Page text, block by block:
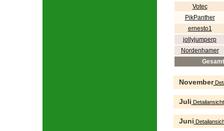
Votec
PikPanther
ernesto1
jollyjumperp
Nordenhamer
Gesamt
November
Juli Detailansicht
Juni